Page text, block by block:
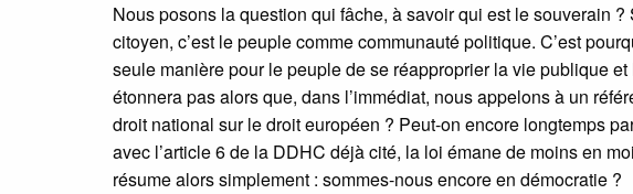
Nous posons la question qui fâche, à savoir qui est le souverain
citoyen, c’est le peuple comme communauté politique. C’est
seule manière pour le peuple de se réapproprier la vie publique
étonnera pas alors que, dans l’immédiat, nous appelons à un
droit national sur le droit européen ? Peut-on encore longtemps
avec l’article 6 de la DDHC déjà cité, la loi émane de moins en
résume alors simplement : sommes-nous encore en démocratie ?